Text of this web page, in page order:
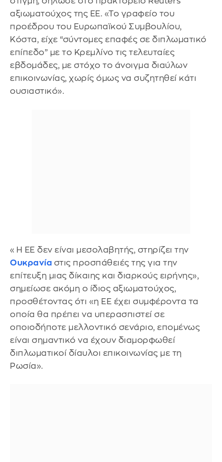
αξιωματούχος της ΕΕ. «Το γραφείο του
προέδρου του Ευρωπαϊκού Συμβουλίου,
Κόστα, είχε “σύντομες επαφές σε διπλωματικό
επίπεδο” με το Κρεμλίνο τις τελευταίες
εβδομάδες, με στόχο το άνοιγμα διαύλων
επικοινωνίας, χωρίς όμως να συζητηθεί κάτι
ουσιαστικό».
«Η ΕΕ δεν είναι μεσολαβητής, στηρίζει την
Ουκρανία στις προσπάθειές της για την
επίτευξη μιας δίκαιης και διαρκούς ειρήνης»,
σημείωσε ακόμη ο ίδιος αξιωματούχος,
προσθέτοντας ότι «η ΕΕ έχει συμφέροντα τα
οποία θα πρέπει να υπερασπιστεί σε
οποιοδήποτε μελλοντικό σενάριο, επομένως
είναι σημαντικό να έχουν διαμορφωθεί
διπλωματικοί δίαυλοι επικοινωνίας με τη
Ρωσία».